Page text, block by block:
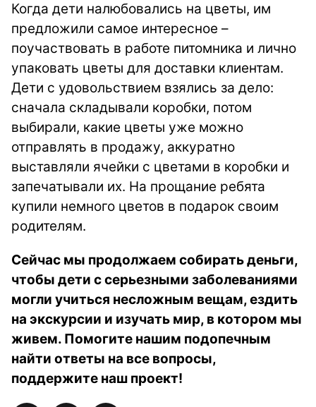
Когда дети налюбовались на цветы, им
предложили самое интересное –
поучаствовать в работе питомника и лично
упаковать цветы для доставки клиентам.
Дети с удовольствием взялись за дело:
сначала складывали коробки, потом
выбирали, какие цветы уже можно
отправлять в продажу, аккуратно
выставляли ячейки с цветами в коробки и
запечатывали их. На прощание ребята
купили немного цветов в подарок своим
родителям.
Сейчас мы продолжаем собирать деньги,
чтобы дети с серьезными заболеваниями
могли учиться несложным вещам, ездить
на экскурсии и изучать мир, в котором мы
живем. Помогите нашим подопечным
найти ответы на все вопросы,
поддержите наш проект!